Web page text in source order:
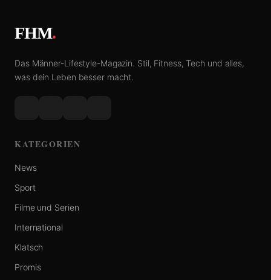
FHM.
Das Männer-Lifestyle-Magazin. Stil, Fitness, Tech und alles,
was dein Leben besser macht.
KATEGORIEN
News
Sport
Filme und Serien
International
Klatsch
Promis